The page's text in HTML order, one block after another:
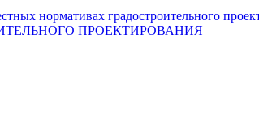
нормативах градостроительного
ПРОЕКТИРОВАНИЯ